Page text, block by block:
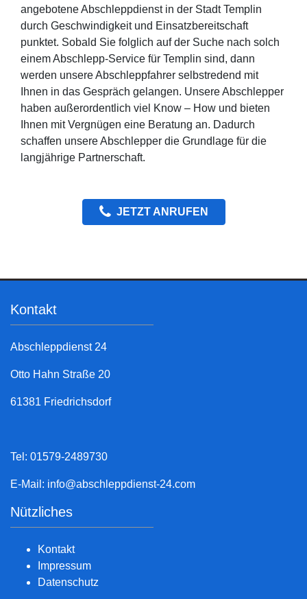
angebotene Abschleppdienst in der Stadt Templin
durch Geschwindigkeit und Einsatzbereitschaft
punktet. Sobald Sie folglich auf der Suche nach solch
einem Abschlepp-Service für Templin sind, dann
werden unsere Abschleppfahrer selbstredend mit
Ihnen in das Gespräch gelangen. Unsere Abschlepper
haben außerordentlich viel Know – How und bieten
Ihnen mit Vergnügen eine Beratung an. Dadurch
schaffen unsere Abschlepper die Grundlage für die
langjährige Partnerschaft.
JETZT ANRUFEN
Kontakt
Abschleppdienst 24
Otto Hahn Straße 20
61381 Friedrichsdorf
Tel: 01579-2489730
E-Mail: info@abschleppdienst-24.com
Nützliches
Kontakt
Impressum
Datenschutz